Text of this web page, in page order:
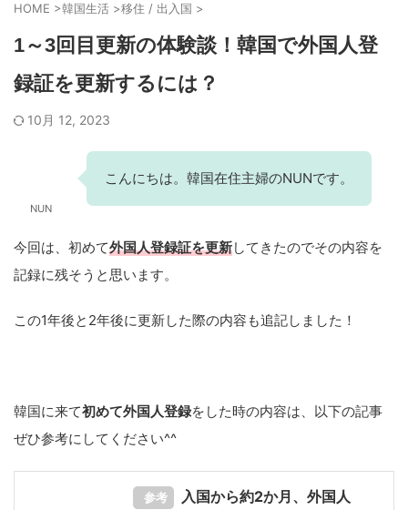
HOME >韓国生活 >移住 / 出入国 >
1～3回目更新の体験談！韓国で外国人登
録証を更新するには？
10月 12, 2023
NUN
こんにちは。韓国在住主婦のNUNです。
今回は、初めて外国人登録証を更新してきたのでその内容を
記録に残そうと思います。
この1年後と2年後に更新した際の内容も追記しました！
韓国に来て初めて外国人登録をした時の内容は、以下の記事
ぜひ参考にしてください^^
参考
入国から約2か月、外国人